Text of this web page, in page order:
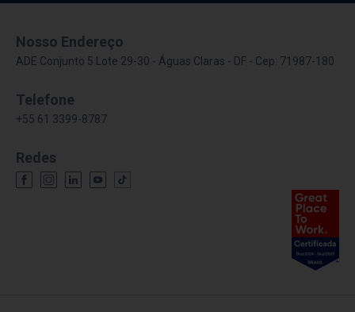
Nosso Endereço
ADE Conjunto 5 Lote 29-30 - Águas Claras - DF - Cep: 71987-180
Telefone
+55 61 3399-8787
Redes